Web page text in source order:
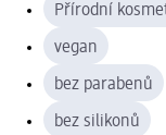
Přírodní
vegan
bez parabenů
bez silikonů